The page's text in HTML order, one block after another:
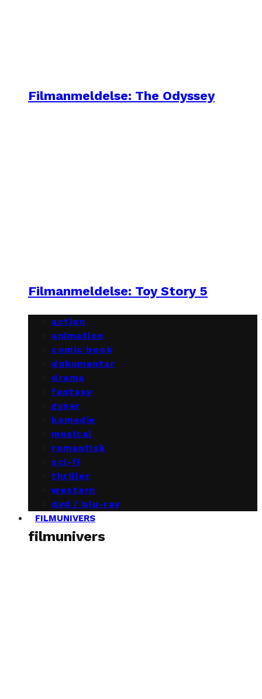
Filmanmeldelse: The Odyssey
Filmanmeldelse: Toy Story 5
action
animation
comic book
dokumentar
drama
fantasy
gyser
komedie
musical
romantisk
sci-fi
thriller
western
dvd / blu-ray
FILMUNIVERS
filmunivers